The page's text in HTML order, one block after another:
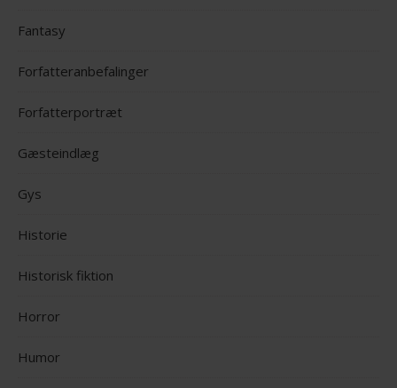
Fantasy
Forfatteranbefalinger
Forfatterportræt
Gæsteindlæg
Gys
Historie
Historisk fiktion
Horror
Humor